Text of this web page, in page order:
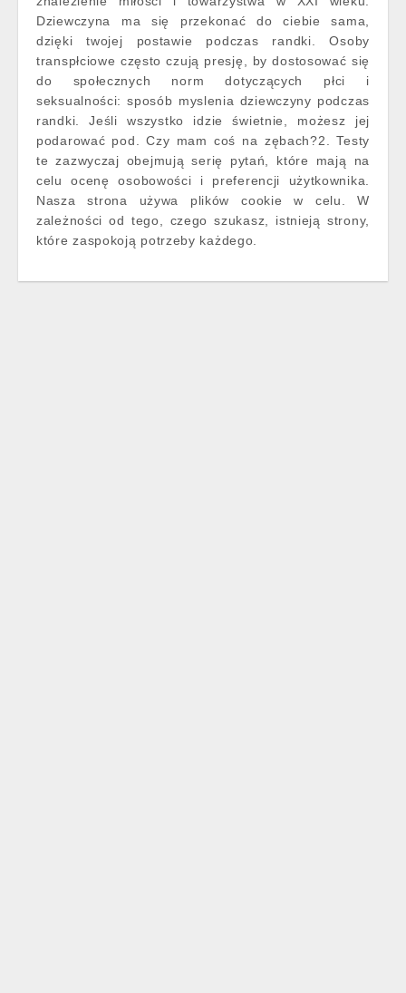
Dziewczyna ma się przekonać do ciebie sama,
dzięki twojej postawie podczas randki. Osoby
transpłciowe często czują presję, by dostosować się
do społecznych norm dotyczących płci i
seksualności: sposób myslenia dziewczyny podczas
randki. Jeśli wszystko idzie świetnie, możesz jej
podarować pod. Czy mam coś na zębach?2. Testy
te zazwyczaj obejmują serię pytań, które mają na
celu ocenę osobowości i preferencji użytkownika.
Nasza strona używa plików cookie w celu. W
zależności od tego, czego szukasz, istnieją strony,
które zaspokoją potrzeby każdego.